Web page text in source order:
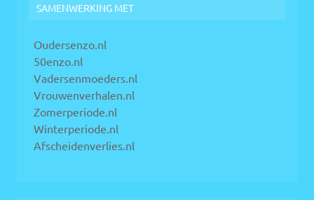
SAMENWERKING MET
Oudersenzo.nl
50enzo.nl
Vadersenmoeders.nl
Vrouwenverhalen.nl
Zomerperiode.nl
Winterperiode.nl
Afscheidenverlies.nl